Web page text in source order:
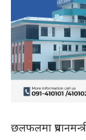
छलफलमा